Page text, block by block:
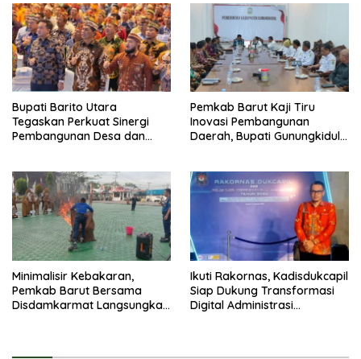
Bupati Barito Utara
Tegaskan Perkuat Sinergi
Pembangunan Desa dan
Pemkab Barut Kaji Tiru
Inovasi Pembangunan
Daerah, Bupati Gunungkidul
Lokal dan Pelestarian
Lingkungan
Minimalisir Kebakaran,
Pemkab Barut Bersama
Disdamkarmat Langsungkan
Ikuti Rakornas, Kadisdukcapil
Siap Dukung Transformasi
Digital Administrasi